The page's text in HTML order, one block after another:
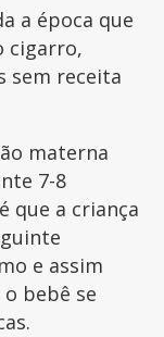
a época que
cigarro,
sem receita
materna
7-8
que a criança
e assim
bebê se